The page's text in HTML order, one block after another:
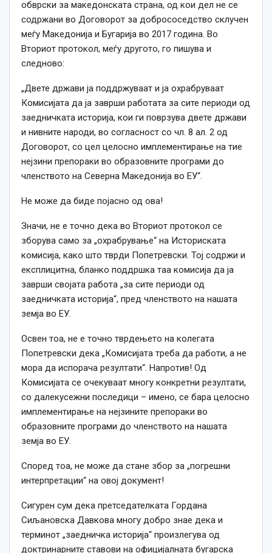
обврски за македонската страна, од кои дел не се
содржани во Договорот за добрососедство склучен
меѓу Македонија и Бугарија во 2017 година. Во
Вториот протокол, меѓу другото, го пишува и
следново:
„Двете држави ја поддржуваат и ја охрабруваат
Комисијата да ја заврши работата за сите периоди од
заедничката историја, кои ги поврзува двете држави
и нивните народи, во согласност со чл. 8 ал. 2 од
Договорот, со цел целосно имплементирање на тие
нејзини препораки во образовните програми до
членството на Северна Македонија во ЕУ“.
Не може да биде појасно од ова!
Значи, не е точно дека во Вториот протокол се
зборува само за „охрабрување“ на Историската
комисија, како што тврди Попетревски. Тој содржи и
експлицитна, бланко поддршка таа комисија да ја
заврши својата работа „за сите периоди од
заедничката историја“, пред членството на нашата
земја во ЕУ.
Освен тоа, не е точно тврдењето на колегата
Попетревски дека „Комисијата треба да работи, а не
мора да испорача резултати“. Напротив! Од
Комисијата се очекуваат многу конкретни резултати,
со далекусежни последици – имено, се бара целосно
имплементирање на нејзините препораки во
образовните програми до членството на нашата
земја во ЕУ.
Според тоа, не може да стане збор за „погрешни
интерпретации“ на овој документ!
Сигурен сум дека претседателката Гордана
Сиљановска Давкова многу добро знае дека и
терминот „заедничка историја“ произлегува од
доктринарните ставови на официјалната бугарска